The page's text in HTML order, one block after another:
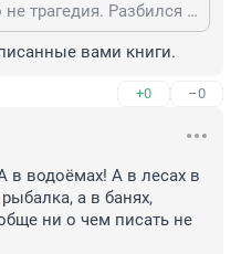
Сгорели кошки - беда, но не трагедия. Разбился самолет с депутатами - трагедия, но не беда.
вами книги.
+0 –0
водоёмах! А в лесах в
а в банях,
ни о чем писать не